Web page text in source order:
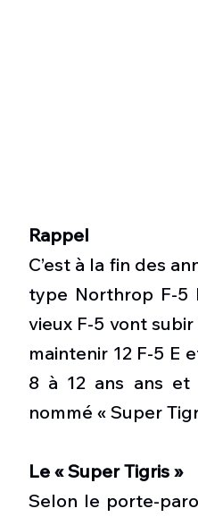
Rappel
C’est à la fin des
type Northrop F-5
vieux F-5 vont
maintenir 12 F-5 E
8 à 12 ans ans et
nommé « Super
Le « Super Tigris »
Selon le porte-